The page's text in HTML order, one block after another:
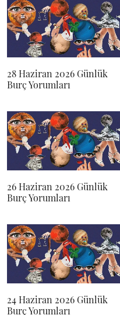
28 Haziran 2026 Günlük
Burç Yorumları
26 Haziran 2026 Günlük
Burç Yorumları
24 Haziran 2026 Günlük
Burç Yorumları